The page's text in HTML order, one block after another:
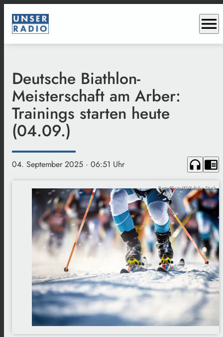
menu
Deutsche Biathlon-
Meisterschaft am Arber:
Trainings starten heute
(04.09.)
04. September 2025 · 06:51 Uhr headphones chrome_reader_mode
BetterPhoto/KI/Adobe Stock